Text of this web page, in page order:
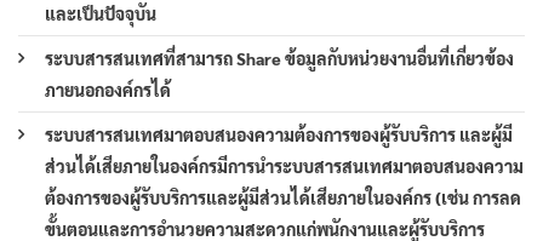
และเป็นปัจจุบัน
ระบบสารสนเทศที่สามารถ Share ข้อมูลกับหน่วยงานอื่นที่เกี่ยวข้อง
ภายนอกองค์กรได้
ระบบสารสนเทศมาตอบสนองความต้องการของผู้รับบริการ และผู้มี
ส่วนได้เสียภายในองค์กรมีการนำระบบสารสนเทศมาตอบสนองความ
ต้องการของผู้รับบริการและผู้มีส่วนได้เสียภายในองค์กร (เช่น การลด
ขั้นตอนและการอำนวยความสะดวกแก่พนักงานและผู้รับบริการ